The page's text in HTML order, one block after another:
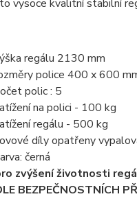
vysoce kvalitní stabilní
regálu 2130 mm
police 400 x 600
polic : 5
na polici - 100 kg
regálu - 500 kg
díly opatřeny
černá
zvýšení životnosti
BEZPEČNOSTNÍCH